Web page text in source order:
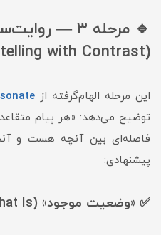
🔹 مرحله ۳ —
(Storytelling with Contrast)
این مرحله الهام‌گرفته از
توضیح می‌دهد: «هر پیام
فاصله‌ای بین آنچه هست و
پیشنهادی:
✅ «وضعیت موجود» (What Is)